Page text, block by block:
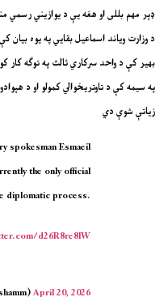
ډېر مهم بللی او هغه یې د یوازیني رسمي
د وزارت ویاند اسماعیل بقایي په یوه
بهیر کې د واحد سرکاري ثالث په توګه
په سیمه کې د تاوتریخوالي کمولو او د
زیاتې شوې دي
spokesman Esmaeil
the only official
diplomatic process.
d26R8re8lW
April 20, 2026